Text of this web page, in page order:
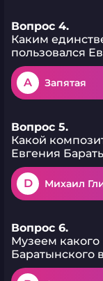
Вопрос 4.
Каким
пользовался
A Запятая
Вопрос 5.
Какой
Евгения
D Михаил
Вопрос 6.
Музеем какого
Баратынского